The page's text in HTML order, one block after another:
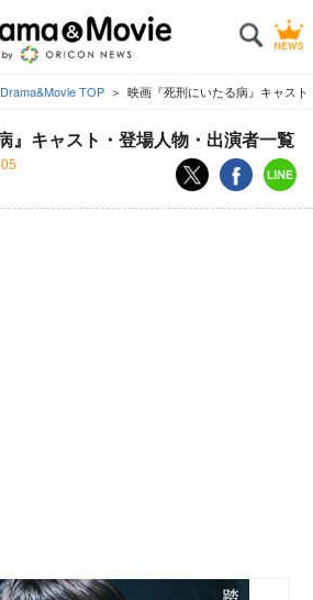
Drama&Movie TOP 映画『死刑にいたる病』キャス
』キャスト・登場人物・出演者一覧